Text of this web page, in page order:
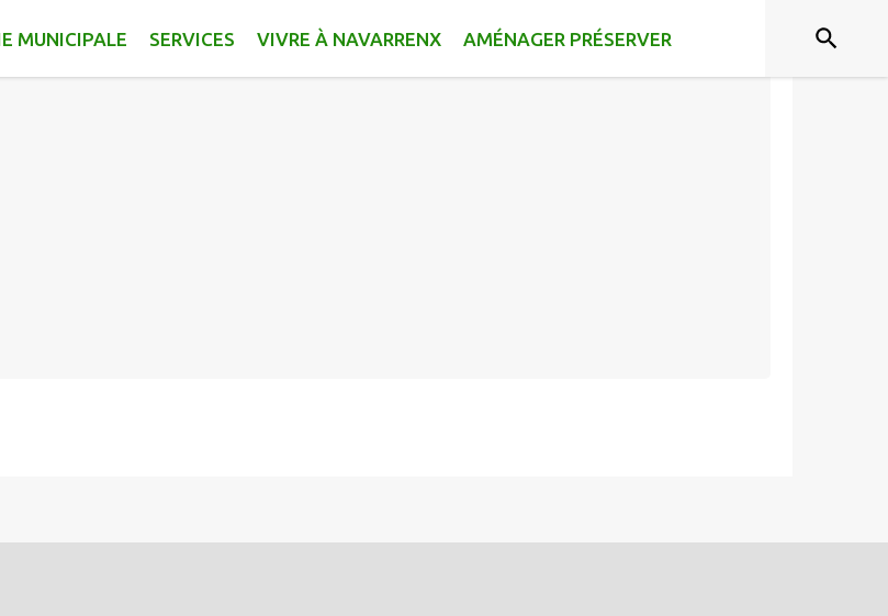
MUNICIPALE SERVICES VIVRE À NAVARRENX AMÉNAGER PRÉSERVER